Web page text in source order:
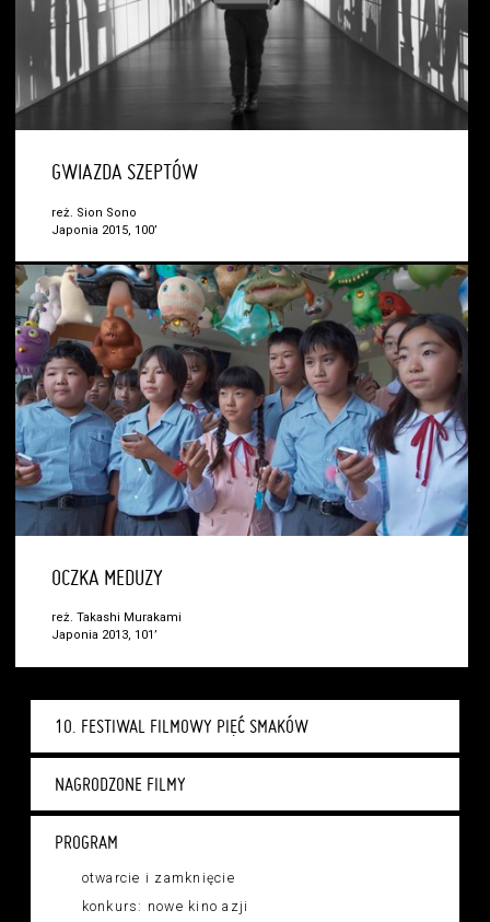
10. FESTIWAL FILMOWY PIĘĆ SMAKÓW
NAGRODZONE FILMY
PROGRAM
otwarcie i zamknięcie
konkurs: nowe kino azji
GWIAZDA SZEPTÓW
reż. Sion Sono
Japonia 2015, 100’
OCZKA MEDUZY
reż. Takashi Murakami
Japonia 2013, 101’